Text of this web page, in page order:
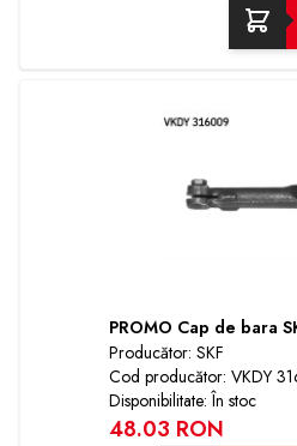
PROMO Cap de bara
Producător: SKF
Cod producător: VKDY
Disponibilitate: În stoc
48.03 RON